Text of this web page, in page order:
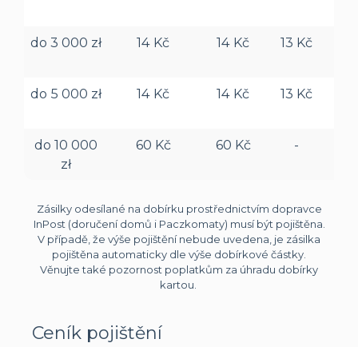
do 3 000 zł 14 Kč 14 Kč 13 Kč
do 5 000 zł 14 Kč 14 Kč 13 Kč
do 10 000
zł
60 Kč 60 Kč -
Zásilky odesílané na dobírku prostřednictvím dopravce
InPost (doručení domů i Paczkomaty) musí být pojištěna.
V případě, že výše pojištění nebude uvedena, je zásilka
pojištěna automaticky dle výše dobírkové částky.
Věnujte také pozornost poplatkům za úhradu dobírky
kartou.
Ceník pojištění